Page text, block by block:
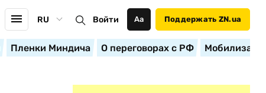
RU Войти Аа Поддержать ZN.ua
Пленки Миндича О переговорах с РФ